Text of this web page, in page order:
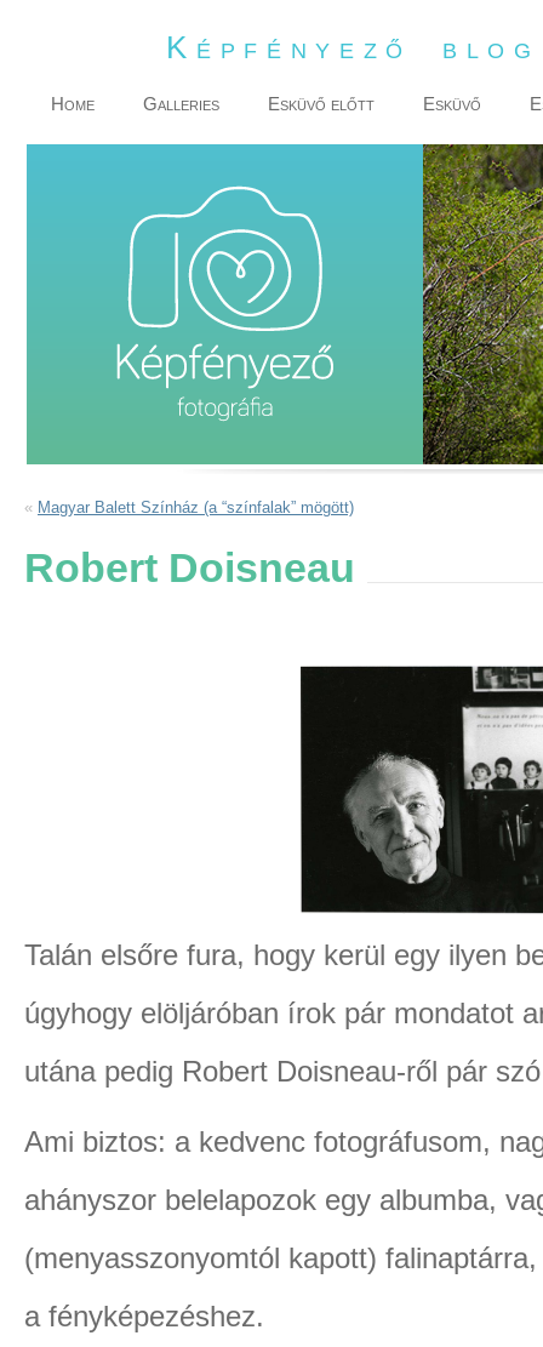
Képfényező
Home Galleries Esküvő előtt Esküvő
« Magyar Balett Színház (a “színfalak” mögött)
Robert Doisneau
Talán elsőre fura, hogy kerül egy ilyen
úgyhogy elöljáróban írok pár mondatot
utána pedig Robert Doisneau-ről pár
Ami biztos: a kedvenc fotográfusom,
ahányszor belelapozok egy albumba,
(menyasszonyomtól kapott)
a fényképezéshez.